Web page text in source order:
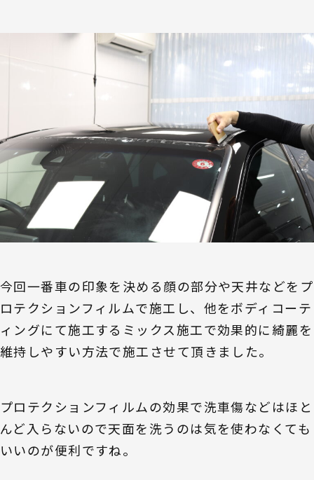
今回一番車の印象を決める顔の部分や天井などをプ
ロテクションフィルムで施工し、他をボディコーテ
ィングにて施工するミックス施工で効果的に綺麗を
維持しやすい方法で施工させて頂きました。
プロテクションフィルムの効果で洗車傷などはほと
んど入らないので天面を洗うのは気を使わなくても
いいのが便利ですね。